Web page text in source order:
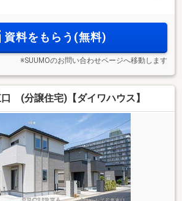
資料をもらう(無料)
※SUUMOのお問い合わせページへ移動します
(分譲住宅)【ダイワハウス】